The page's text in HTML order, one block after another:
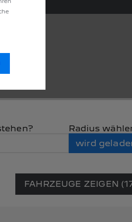
Radius
wird
FAHRZEUGE ZEIGEN